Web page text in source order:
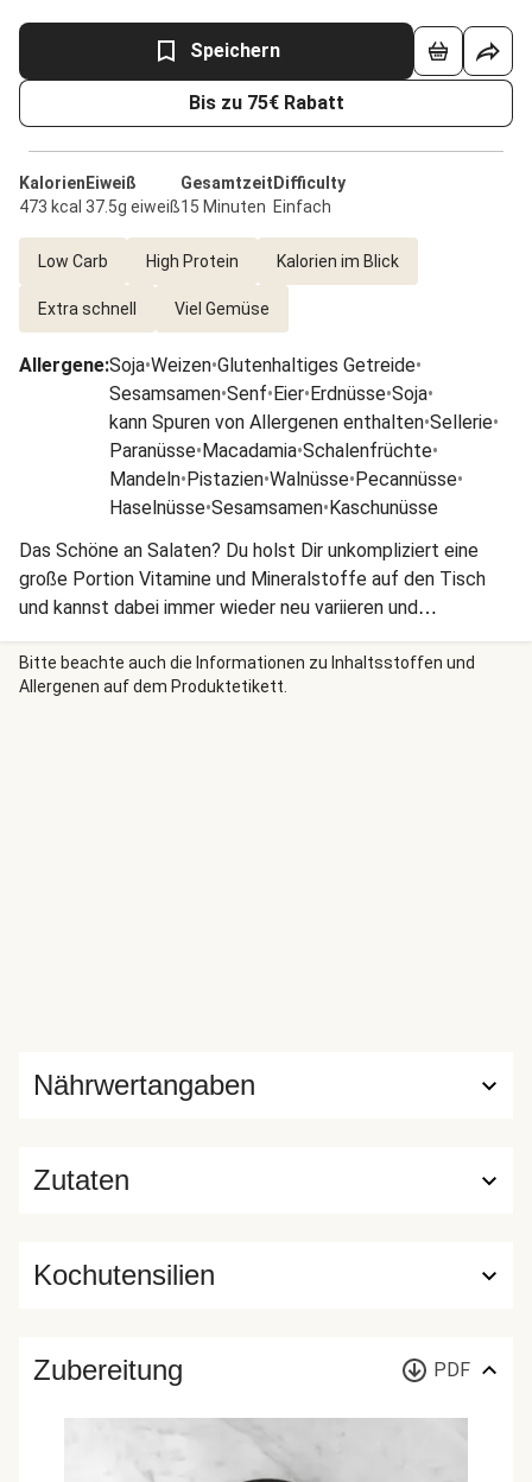
Speichern
Bis zu 75€ Rabatt
Kalorien
473 kcal
Eiweiß
37.5g eiweiß
Gesamtzeit
15 Minuten
Difficulty
Einfach
Low Carb High Protein Kalorien im Blick
Extra schnell Viel Gemüse
Allergene:Soja•Weizen•Glutenhaltiges Getreide•
Sesamsamen•Senf•Eier•Erdnüsse•Soja•
kann Spuren von Allergenen enthalten•Sellerie•
Paranüsse•Macadamia•Schalenfrüchte•
Mandeln•Pistazien•Walnüsse•Pecannüsse•
Haselnüsse•Sesamsamen•Kaschunüsse
Das Schöne an Salaten? Du holst Dir unkompliziert eine
große Portion Vitamine und Mineralstoffe auf den Tisch
und kannst dabei immer wieder neu variieren und
kombinieren! Obendrein ist Gemüse ein toller Ballaststoff-
Lieferant. Dazu eine Portion proteinreiches Fleisch und
dieser bunte Salat macht satt und glücklich!
Bitte beachte auch die Informationen zu Inhaltsstoffen und
Allergenen auf dem Produktetikett.
Zutaten
Nährwertangaben
Kochutensilien
Zubereitung PDF